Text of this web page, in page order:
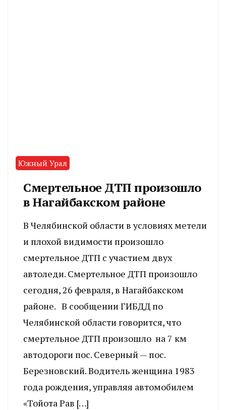
Южный Урал
Смертельное ДТП произошло
в Нагайбакском районе
В Челябинской области в условиях метели
и плохой видимости произошло
смертельное ДТП с участием двух
автоледи. Смертельное ДТП произошло
сегодня, 26 февраля, в Нагайбакском
районе. В сообщении ГИБДД по
Челябинской области говорится, что
смертельное ДТП произошло на 7 км
автодороги пос. Северный — пос.
Березновский. Водитель женщина 1983
года рождения, управляя автомобилем
«Тойота Рав […]